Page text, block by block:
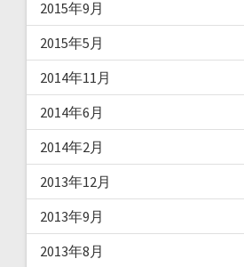
2015年9月
2015年5月
2014年11月
2014年6月
2014年2月
2013年12月
2013年9月
2013年8月